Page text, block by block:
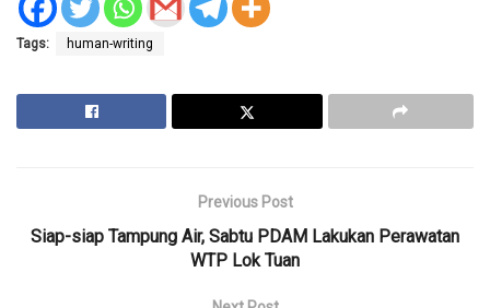
Tags: human-writing
Previous Post
Siap-siap Tampung Air, Sabtu PDAM Lakukan Perawatan
WTP Lok Tuan